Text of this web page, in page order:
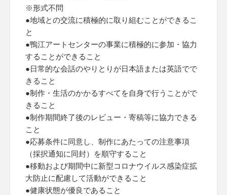
※形式不問
●地域との交流に積極的に取り組むことができるこ
と
●鴨江アートセンターの事業に積極的に参加・協力
することができること
●日常的な会話のやりとりが日本語または英語でで
きること
●制作・生活のかかるすべてを自身で行うことがで
きること
●制作期間終了後のレビュー・寄稿等に協力できる
こと
●応募条件に同意し、制作にあたっての注意事項
（採択通知に同封）を順守すること
●移動および期間中に新型コロナウイルス感染症拡
大防止に配慮して活動ができること
●健康状態が優良であること